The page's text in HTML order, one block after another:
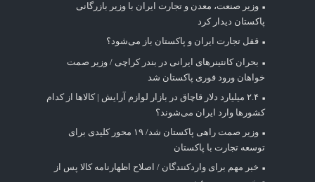
وزیر صنعت، معدن و تجارت ایران با وزیر بازرگانی
پاکستان دیدار کرد
قفل تجارت ایران و پاکستان باز می‌شود؟
بحران کانتینر‌های ایرانی در بندر کراچی / وزیر صمت
خواهان ورود فوری پاکستان شد
۲.۴ میلیارد دلار قاچاق در بازار لوازم آرایش | کالاها از کدام
کشورها وارد ایران می‌شوند؟
وزیر صمت راهی پاکستان شد/ ۱۹ محور کلیدی برای
توسعه تجارت با پاکستان
خبر مهم برای واردکنندگان / اصلاح اظهارنامه کالا پس از